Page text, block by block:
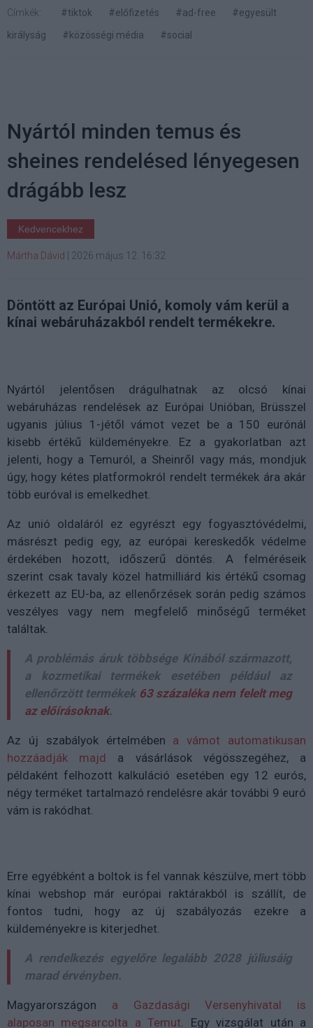
Címkék: #tiktok #előfizetés #ad-free
#egyesült
királyság
#közösségi média #social
Nyártól minden temus és
sheines rendelésed lényegesen
drágább lesz
Kedvencekhez
Mártha Dávid 2026 május 12. 16:32
Döntött az Európai Unió, komoly vám kerül a
kínai webáruházakból rendelt termékekre.
Nyártól jelentősen drágulhatnak az olcsó kínai
webáruházas rendelések az Európai Unióban, Brüsszel
ugyanis július 1-jétől vámot vezet be a 150 eurónál
kisebb értékű küldeményekre. Ez a gyakorlatban azt
jelenti, hogy a Temuról, a Sheinről vagy más, mondjuk
úgy, hogy kétes platformokról rendelt termékek ára akár
több euróval is emelkedhet.
Az unió oldaláról ez egyrészt egy fogyasztóvédelmi,
másrészt pedig egy, az európai kereskedők védelme
érdekében hozott, időszerű döntés. A felméréseik
szerint csak tavaly közel hatmilliárd kis értékű csomag
érkezett az EU-ba, az ellenőrzések során pedig számos
veszélyes vagy nem megfelelő minőségű terméket
találtak.
A problémás áruk többsége Kínából származott,
a kozmetikai termékek esetében például az
ellenőrzött termékek 63 százaléka nem felelt meg
az előírásoknak.
Az új szabályok értelmében a vámot automatikusan
hozzáadják majd a vásárlások végösszegéhez, a
példaként felhozott kalkuláció esetében egy 12 eurós,
négy terméket tartalmazó rendelésre akár további 9 euró
vám is rakódhat.
Erre egyébként a boltok is fel vannak készülve, mert több
kínai webshop már európai raktárakból is szállít, de
fontos tudni, hogy az új szabályozás ezekre a
küldeményekre is kiterjedhet.
A rendelkezés egyelőre legalább 2028 júliusáig
marad érvényben.
Magyarországon a Gazdasági Versenyhivatal is
alaposan megsarcolta a Temut . Egy vizsgálat után a